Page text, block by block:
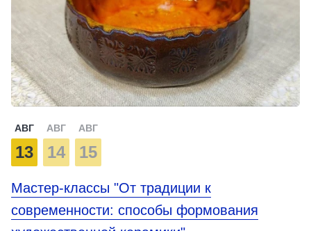
АВГ
13
АВГ
14
АВГ
15
Мастер-классы "От традиции к
современности: способы формования